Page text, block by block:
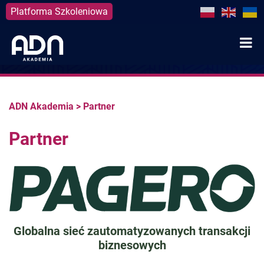
Platforma Szkoleniowa
content
ADN Akademia > Partner
Partner
Globalna sieć zautomatyzowanych transakcji
biznesowych